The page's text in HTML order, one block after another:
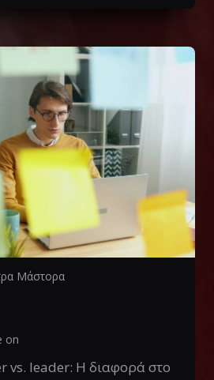
Μάστορα
on
vs. leader: Η διαφορά στο